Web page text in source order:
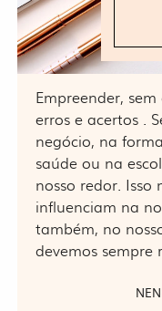
Empreender,
erros e acertos .
negócio, na
saúde ou na
nosso redor. Isso
influenciam na
também, no
devemos sempre